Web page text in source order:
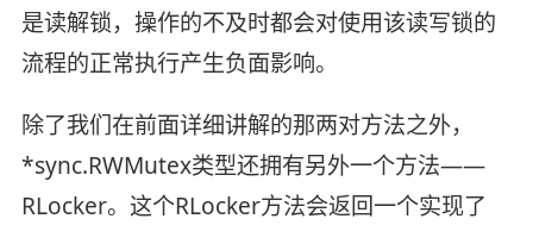
是读解锁，操作的不及时都会对使用该读写锁的
流程的正常执行产生负面影响。
除了我们在前面详细讲解的那两对方法之外，
*sync.RWMutex类型还拥有另外一个方法——
RLocker。这个RLocker方法会返回一个实现了